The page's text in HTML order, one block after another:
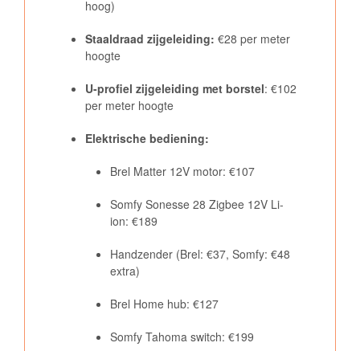
hoog)
Staaldraad zijgeleiding: €28 per meter
hoogte
U-profiel zijgeleiding met borstel: €102
per meter hoogte
Elektrische bediening:
Brel Matter 12V motor: €107
Somfy Sonesse 28 Zigbee 12V Li-
ion: €189
Handzender (Brel: €37, Somfy: €48
extra)
Brel Home hub: €127
Somfy Tahoma switch: €199